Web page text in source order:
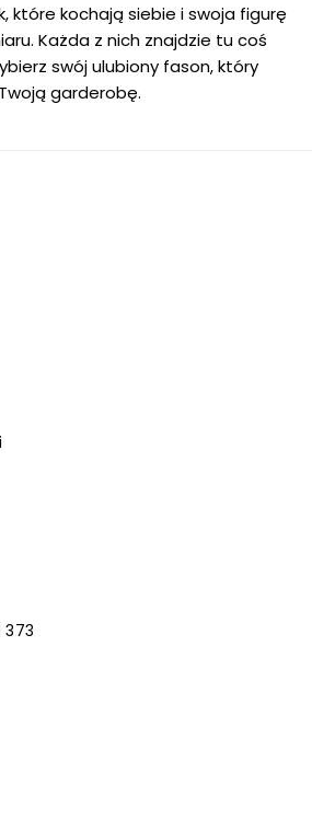
które kochają siebie i swoja figurę
Każda z nich znajdzie tu coś
swój ulubiony fason, który
garderobę.